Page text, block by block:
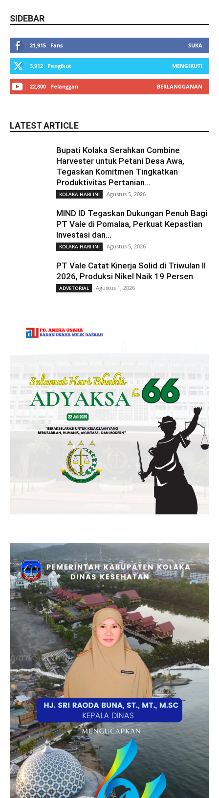
SIDEBAR
21,915 Fans SUKA
3,912 Pengikut MENGIKUTI
22,800 Pelanggan BERLANGGANAN
LATEST ARTICLE
Bupati Kolaka Serahkan Combine
Harvester untuk Petani Desa Awa,
Tegaskan Komitmen Tingkatkan
Produktivitas Pertanian...
KOLAKA HARI INI Agustus 5, 2026
MIND ID Tegaskan Dukungan Penuh Bagi
PT Vale di Pomalaa, Perkuat Kepastian
Investasi dan...
KOLAKA HARI INI Agustus 5, 2026
PT Vale Catat Kinerja Solid di Triwulan II
2026, Produksi Nikel Naik 19 Persen
ADVETORIAL Agustus 1, 2026